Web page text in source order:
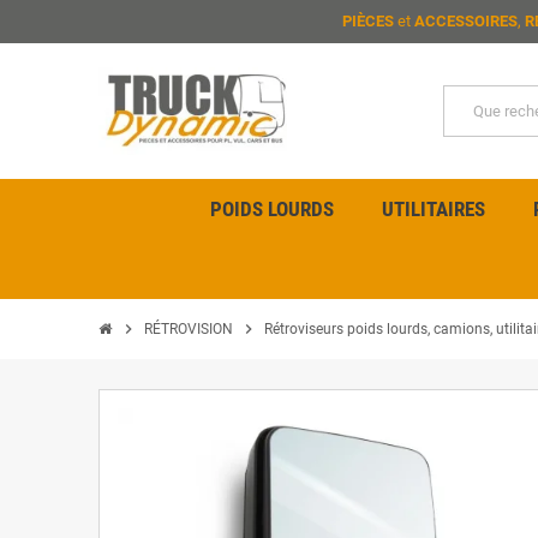
PIÈCESet ACCESSOIRES,
POIDS LOURDS UTILITAIRES
chevron_right RÉTROVISION chevron_right Rétroviseurs poids lourds, camions,